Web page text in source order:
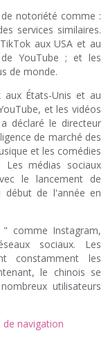
notoriété comme :
services similaires.
aux USA et au
YouTube ; et les
de monde.
États-Unis et au
et les vidéos
déclaré le directeur
de marché des
et les comédies
médias sociaux
le lancement de
début de l'année en
" comme Instagram,
sociaux. Les
constamment les
le chinois se
utilisateurs
de navigation